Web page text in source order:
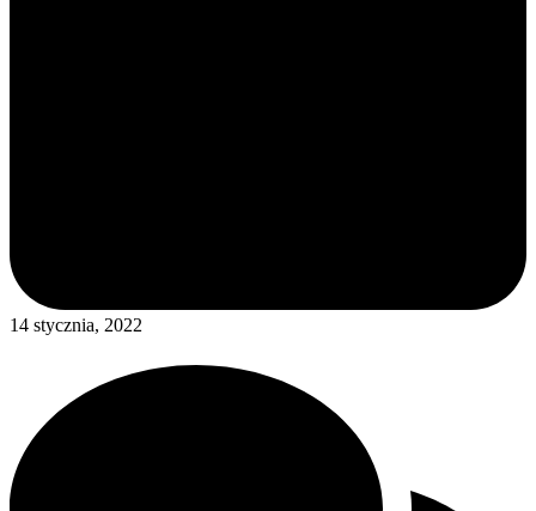
14 stycznia, 2022